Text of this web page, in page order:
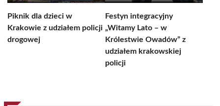
Piknik dla dzieci w
Krakowie z udziałem policji
drogowej
Festyn integracyjny
„Witamy Lato – w
Królestwie Owadów” z
udziałem krakowskiej
policji